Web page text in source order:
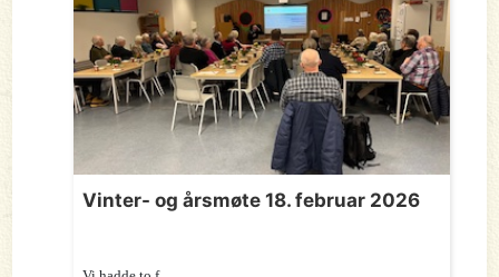
Vinter- og årsmøte 18. februar 2026